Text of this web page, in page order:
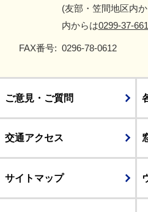
(友部・笠間地区内
内からは0299-37-
FAX番号: 0296-78-0612
ご意見・ご質問
交通アクセス
サイトマップ